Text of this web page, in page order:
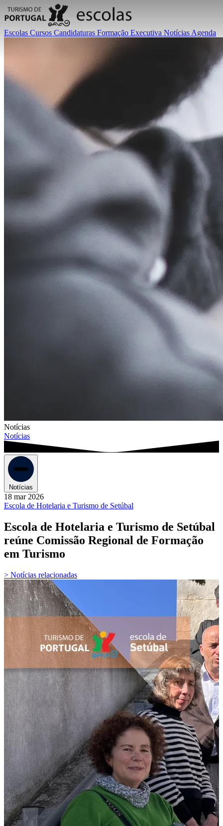
Escolas Cursos Candidaturas Formação Executiva Notícias Agenda
Notícias
Notícias
Notícias
18 mar 2026
Escola de Hotelaria e Turismo de Setúbal
Escola de Hotelaria e Turismo de Setúbal
reúne Comissão Regional de Formação
em Turismo
> Notícias relacionadas